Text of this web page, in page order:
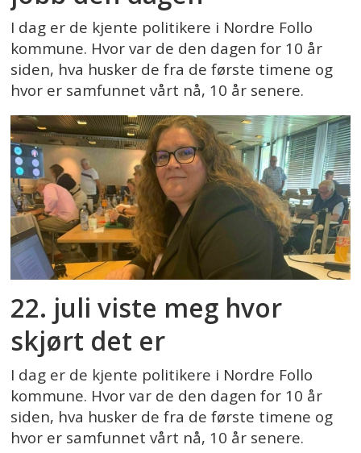
I dag er de kjente politikere i Nordre Follo
kommune. Hvor var de den dagen for 10 år
siden, hva husker de fra de første timene og
hvor er samfunnet vårt nå, 10 år senere.
22. juli viste meg hvor
skjørt det er
I dag er de kjente politikere i Nordre Follo
kommune. Hvor var de den dagen for 10 år
siden, hva husker de fra de første timene og
hvor er samfunnet vårt nå, 10 år senere.